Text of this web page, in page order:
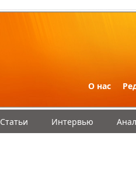
О нас
Статьи Интервью